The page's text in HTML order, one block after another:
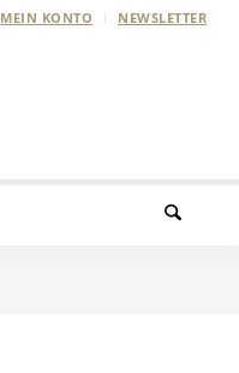
MEIN KONTO NEWSLETTER